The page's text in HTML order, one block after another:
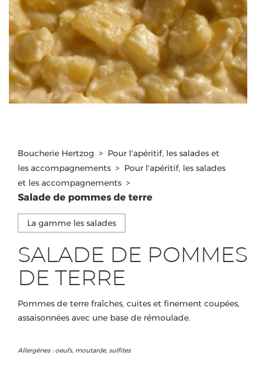
Boucherie Hertzog > Pour l'apéritif, les salades et
les accompagnements > Pour l'apéritif, les salades
et les accompagnements >
Salade de pommes de terre
La gamme les salades
SALADE DE POMMES
DE TERRE
Pommes de terre fraîches, cuites et finement coupées,
assaisonnées avec une base de rémoulade.
Allergènes : oeufs, moutarde, sulfites